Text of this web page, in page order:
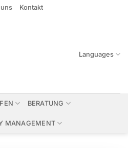
Kontakt
Languages
BERATUNG
MANAGEMENT